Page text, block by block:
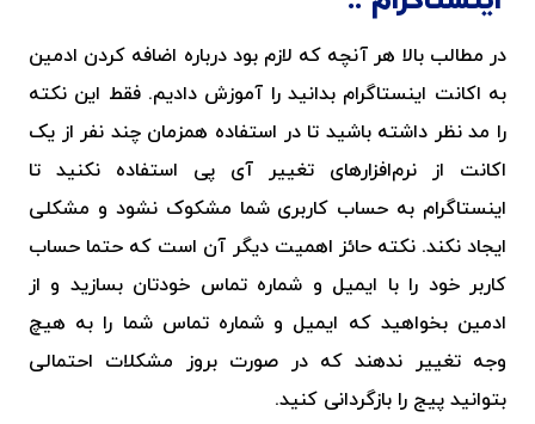
در مطالب بالا هر آنچه که لازم بود درباره اضافه کردن ادمین
به اکانت اینستاگرام بدانید را آموزش دادیم. فقط این نکته
را مد نظر داشته باشید تا در استفاده همزمان چند نفر از یک
اکانت از نرم‌افزارهای تغییر آی پی استفاده نکنید تا
اینستاگرام به حساب کاربری شما مشکوک نشود و مشکلی
ایجاد نکند. نکته حائز اهمیت دیگر آن است که حتما حساب
کاربر خود را با ایمیل و شماره تماس خودتان بسازید و از
ادمین بخواهید که ایمیل و شماره تماس شما را به هیچ
وجه تغییر ندهند که در صورت بروز مشکلات احتمالی
بتوانید پیج را بازگردانی کنید.